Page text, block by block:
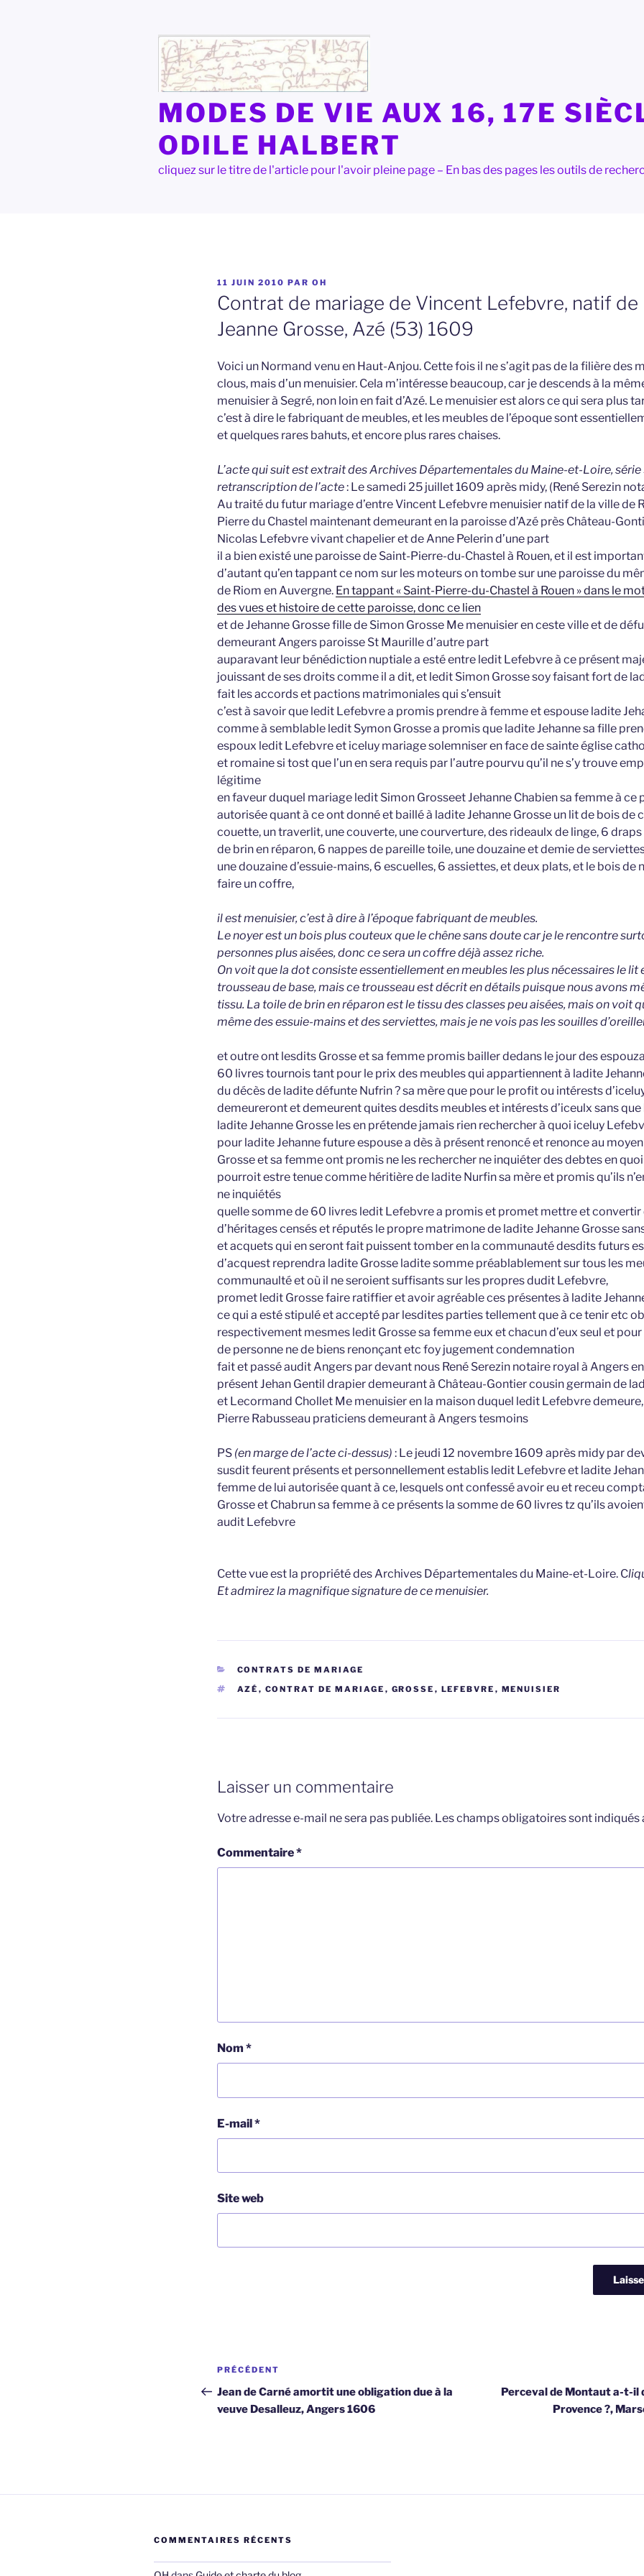
MODES DE VIE AUX 16, 17E
ODILE HALBERT
cliquez sur le titre de l'article pour l'avoir pleine page – En bas des pages les outils de
PUBLIÉ
LE
11 JUIN 2010 PAR OH
Contrat de mariage de Vincent Lefebvre, natif de
Jeanne Grosse, Azé (53) 1609
Voici un Normand venu en Haut-Anjou. Cette fois il ne s’agit pas de la filière des
clous, mais d’un menuisier. Cela m’intéresse beaucoup, car je descends à la
menuisier à Segré, non loin en fait d’Azé. Le menuisier est alors ce qui sera plus
c’est à dire le fabriquant de meubles, et les meubles de l’époque sont
et quelques rares bahuts, et encore plus rares chaises.
L’acte qui suit est extrait des Archives Départementales du Maine-et-Loire, série
retranscription de l’acte: Le samedi 25 juillet 1609 après midy, (René Serezin
Au traité du futur mariage d’entre Vincent Lefebvre menuisier natif de la ville de
Pierre du Chastel maintenant demeurant en la paroisse d’Azé près Château-
Nicolas Lefebvre vivant chapelier et de Anne Pelerin d’une part
il a bien existé une paroisse de Saint-Pierre-du-Chastel à Rouen, et il est
d’autant qu’en tappant ce nom sur les moteurs on tombe sur une paroisse du
de Riom en Auvergne. En tappant « Saint-Pierre-du-Chastel à Rouen » dans le
des vues et histoire de cette paroisse, donc ce lien
et de Jehanne Grosse fille de Simon Grosse Me menuisier en ceste ville et de
demeurant Angers paroisse St Maurille d’autre part
auparavant leur bénédiction nuptiale a esté entre ledit Lefebvre à ce présent
jouissant de ses droits comme il a dit, et ledit Simon Grosse soy faisant fort de
fait les accords et pactions matrimoniales qui s’ensuit
c’est à savoir que ledit Lefebvre a promis prendre à femme et espouse ladite
comme à semblable ledit Symon Grosse a promis que ladite Jehanne sa fille
espoux ledit Lefebvre et iceluy mariage solemniser en face de sainte église
et romaine si tost que l’un en sera requis par l’autre pourvu qu’il ne s’y trouve
légitime
en faveur duquel mariage ledit Simon Grosseet Jehanne Chabien sa femme à ce
autorisée quant à ce ont donné et baillé à ladite Jehanne Grosse un lit de bois de
couette, un traverlit, une couverte, une courverture, des rideaulx de linge, 6
de brin en réparon, 6 nappes de pareille toile, une douzaine et demie de
une douzaine d’essuie-mains, 6 escuelles, 6 assiettes, et deux plats, et le bois de
faire un coffre,
il est menuisier, c’est à dire à l’époque fabriquant de meubles.
Le noyer est un bois plus couteux que le chêne sans doute car je le rencontre
personnes plus aisées, donc ce sera un coffre déjà assez riche.
On voit que la dot consiste essentiellement en meubles les plus nécessaires le lit
trousseau de base, mais ce trousseau est décrit en détails puisque nous avons
tissu. La toile de brin en réparon est le tissu des classes peu aisées, mais on voit
même des essuie-mains et des serviettes, mais je ne vois pas les souilles
et outre ont lesdits Grosse et sa femme promis bailler dedans le jour des
60 livres tournois tant pour le prix des meubles qui appartiennent à ladite
du décès de ladite défunte Nufrin ? sa mère que pour le profit ou intérests
demeureront et demeurent quites desdits meubles et intérests d’iceulx sans
ladite Jehanne Grosse les en prétende jamais rien rechercher à quoi iceluy
pour ladite Jehanne future espouse a dès à présent renoncé et renonce au
Grosse et sa femme ont promis ne les rechercher ne inquiéter des debtes en
pourroit estre tenue comme héritière de ladite Nurfin sa mère et promis qu’ils
ne inquiétés
quelle somme de 60 livres ledit Lefebvre a promis et promet mettre et convertir
d’héritages censés et réputés le propre matrimone de ladite Jehanne Grosse
et acquets qui en seront fait puissent tomber en la communauté desdits futurs
d’acquest reprendra ladite Grosse ladite somme préablablement sur tous les
communaulté et où il ne seroient suffisants sur les propres dudit Lefebvre,
promet ledit Grosse faire ratiffier et avoir agréable ces présentes à ladite
ce qui a esté stipulé et accepté par lesdites parties tellement que à ce tenir etc
respectivement mesmes ledit Grosse sa femme eux et chacun d’eux seul et
de personne ne de biens renonçant etc foy jugement condemnation
fait et passé audit Angers par devant nous René Serezin notaire royal à Angers
présent Jehan Gentil drapier demeurant à Château-Gontier cousin germain de
et Lecormand Chollet Me menuisier en la maison duquel ledit Lefebvre
Pierre Rabusseau praticiens demeurant à Angers tesmoins
PS (en marge de l’acte ci-dessus) : Le jeudi 12 novembre 1609 après midy par
susdit feurent présents et personnellement establis ledit Lefebvre et ladite
femme de lui autorisée quant à ce, lesquels ont confessé avoir eu et receu
Grosse et Chabrun sa femme à ce présents la somme de 60 livres tz qu’ils
audit Lefebvre
Cette vue est la propriété des Archives Départementales du Maine-et-Loire. C
Et admirez la magnifique signature de ce menuisier.
CATÉGORIES
CONTRATS DE MARIAGE
ÉTIQUETTES
AZÉ , CONTRAT DE MARIAGE , GROSSE , LEFEBVRE , MENUISIER
Laisser un commentaire
Votre adresse e-mail ne sera pas publiée. Les champs obligatoires sont indiqués
Commentaire*
Nom *
E-mail*
Site web
Navigation
de
l’article
Article
précédent
PRÉCÉDENT
Jean de Carné amortit une obligation due à la
veuve Desalleuz, Angers 1606
Perceval de Montaut a-t-il
Provence ?,
COMMENTAIRES RÉCENTS